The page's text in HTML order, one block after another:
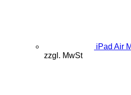
iPad Air
zzgl. MwSt